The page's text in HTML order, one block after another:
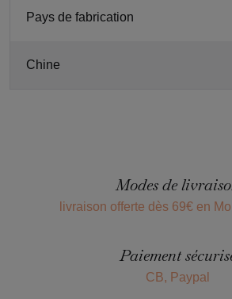
Pays de fabrication
Chine
Modes de
livraison offerte dès 69€ en
Paiement
CB, Paypal